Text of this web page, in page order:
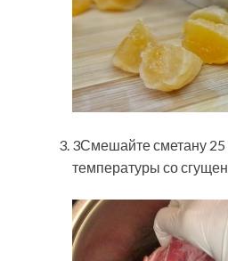
3Смешайте сметану 25
температуры со